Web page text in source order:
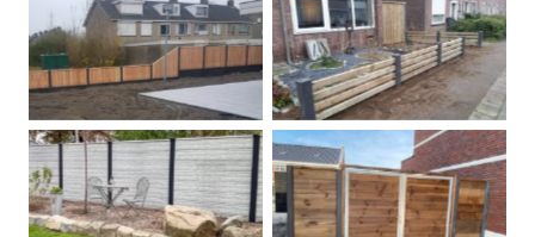
Douglas schutting Tuinhek voortuin
Betonschutting
Dubbele poort